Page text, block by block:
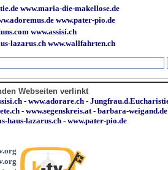
www.maria-die-makellose.de
www.pater-pio.de
www.assisi.ch
lazarus.ch www.wallfahrten.ch
Webseiten verlinkt
-www.adorare.ch -
-www.segenskreis.at -barbara-weigand.de
haus-lazarus.ch - www.pater-pio.de